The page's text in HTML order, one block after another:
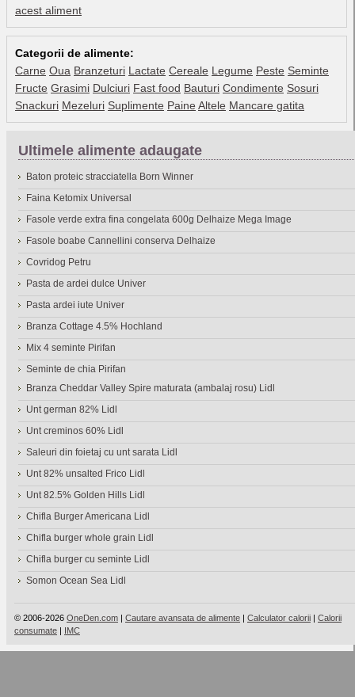
acest aliment
Categorii de alimente:
Carne Oua Branzeturi Lactate Cereale Legume Peste Seminte
Fructe Grasimi Dulciuri Fast food Bauturi Condimente Sosuri
Snackuri Mezeluri Suplimente Paine Altele Mancare gatita
Ultimele alimente adaugate
Baton proteic stracciatella Born Winner
Faina Ketomix Universal
Fasole verde extra fina congelata 600g Delhaize Mega Image
Fasole boabe Cannellini conserva Delhaize
Covridog Petru
Pasta de ardei dulce Univer
Pasta ardei iute Univer
Branza Cottage 4.5% Hochland
Mix 4 seminte Pirifan
Seminte de chia Pirifan
Branza Cheddar Valley Spire maturata (ambalaj rosu) Lidl
Unt german 82% Lidl
Unt creminos 60% Lidl
Saleuri din foietaj cu unt sarata Lidl
Unt 82% unsalted Frico Lidl
Unt 82.5% Golden Hills Lidl
Chifla Burger Americana Lidl
Chifla burger whole grain Lidl
Chifla burger cu seminte Lidl
Somon Ocean Sea Lidl
© 2006-2026 OneDen.com | Cautare avansata de alimente | Calculator calorii | Calorii
consumate | IMC